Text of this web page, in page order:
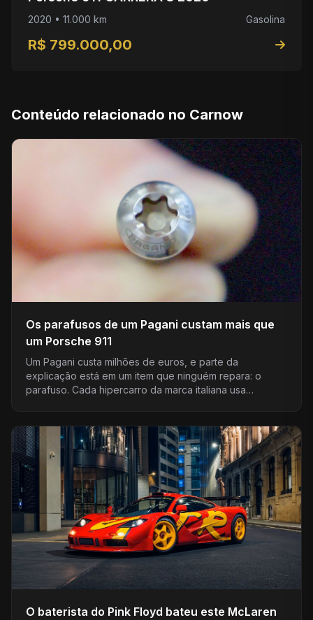
2020 • 11.000 km Gasolina
R$ 799.000,00
Conteúdo relacionado no Carnow
Os parafusos de um Pagani custam mais que
um Porsche 911
Um Pagani custa milhões de euros, e parte da
explicação está em um item que ninguém repara: o
parafuso. Cada hipercarro da marca italiana usa…
O baterista do Pink Floyd bateu este McLaren